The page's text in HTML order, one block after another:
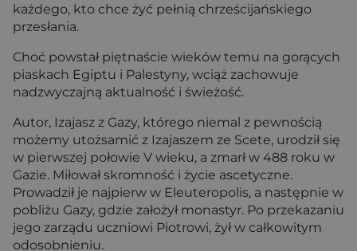
każdego, kto chce żyć pełnią chrześcijańskiego
przesłania.
Choć powstał piętnaście wieków temu na gorących
piaskach Egiptu i Palestyny, wciąż zachowuje
nadzwyczajną aktualność i świeżość.
Autor, Izajasz z Gazy, którego niemal z pewnością
możemy utożsamić z Izajaszem ze Scete, urodził się
w pierwszej połowie V wieku, a zmarł w 488 roku w
Gazie. Miłował skromność i życie ascetyczne.
Prowadził je najpierw w Eleuteropolis, a następnie w
pobliżu Gazy, gdzie założył monastyr. Po przekazaniu
jego zarządu uczniowi Piotrowi, żył w całkowitym
odosobnieniu.